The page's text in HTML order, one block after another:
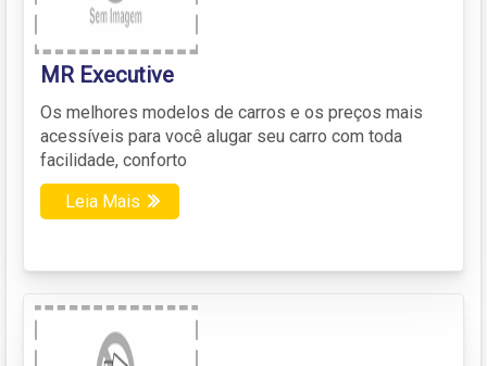
MR Executive
Os melhores modelos de carros e os preços mais
acessíveis para você alugar seu carro com toda
facilidade, conforto
Leia Mais